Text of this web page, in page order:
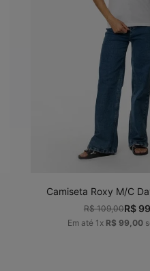
ADICIONAR
Camiseta Roxy M/C
R$ 109,00R$ 99
Em até 1 x R$ 99,00